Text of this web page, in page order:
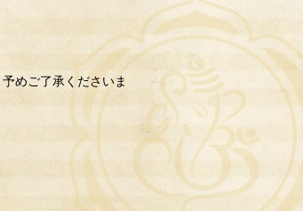
めご了承くださいま